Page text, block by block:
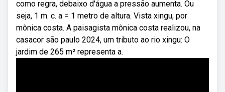
como regra, debaixo d'água a pressão aumenta. Ou
seja, 1 m. c. a = 1 metro de altura. Vista xingu, por
mônica costa. A paisagista mônica costa realizou, na
casacor são paulo 2024, um tributo ao rio xingu: O
jardim de 265 m² representa a.